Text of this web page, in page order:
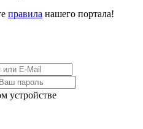
правила нашего портала!
устройстве